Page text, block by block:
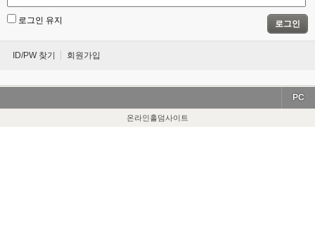
로그인 유지 로그인
ID/PW 찾기 회원가입
PC
온라인홀덤사이트